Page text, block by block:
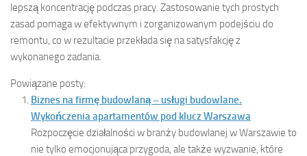
lepszą koncentrację podczas pracy. Zastosowanie tych prostych
zasad pomaga w efektywnym i zorganizowanym podejściu do
remontu, co w rezultacie przekłada się na satysfakcję z
wykonanego zadania.
Powiązane posty:
Biznes na firmę budowlaną – usługi budowlane.
Wykończenia apartamentów pod klucz Warszawa
Rozpoczęcie działalności w branży budowlanej w Warszawie to
nie tylko emocjonująca przygoda, ale także wyzwanie, które